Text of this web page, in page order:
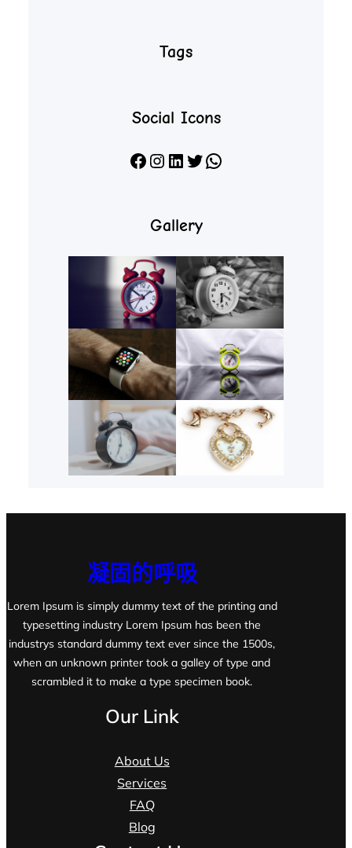
Tags
Social Icons
Facebook Instagram LinkedIn X WhatsApp
Gallery
凝固的呼吸
Lorem Ipsum is simply dummy text of the printing and
typesetting industry Lorem Ipsum has been the
industrys standard dummy text ever since the 1500s,
when an unknown printer took a galley of type and
scrambled it to make a type specimen book.
Our Link
About Us
Services
FAQ
Blog